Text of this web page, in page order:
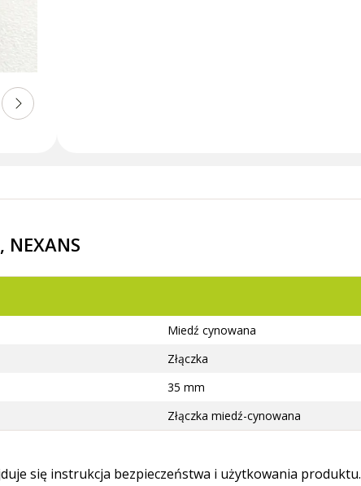
Miedź cynowana
Złączka
35 mm
Złączka miedź-cynowana
się instrukcja bezpieczeństwa i użytkowania produktu.